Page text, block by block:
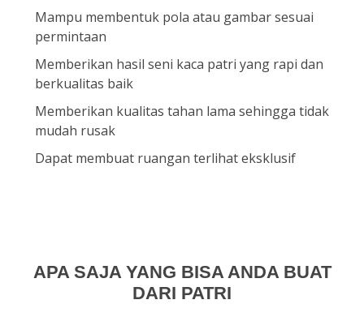
Mampu membentuk pola atau gambar sesuai
permintaan
Memberikan hasil seni kaca patri yang rapi dan
berkualitas baik
Memberikan kualitas tahan lama sehingga tidak
mudah rusak
Dapat membuat ruangan terlihat eksklusif
APA SAJA YANG BISA ANDA BUAT
DARI PATRI